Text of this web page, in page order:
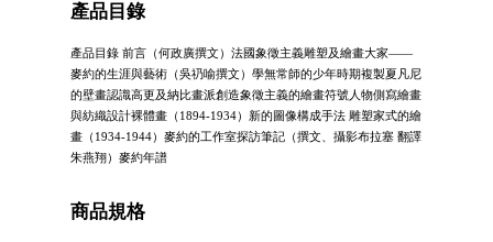
產品目錄
產品目錄 前言（何政廣撰文）法國象徵主義雕塑及繪畫大家——
麥約的生涯與藝術（吳礽喻撰文）學無常師的少年時期複製夏凡尼
的壁畫認識高更及納比畫派創造象徵主義的繪畫符號人物側寫繪畫
與紡織設計裸體畫（1894-1934）新的圖像構成手法 雕塑家式的繪
畫（1934-1944）麥約的工作室探訪筆記（撰文、攝影布拉塞 翻譯
朱燕翔）麥約年譜
商品規格